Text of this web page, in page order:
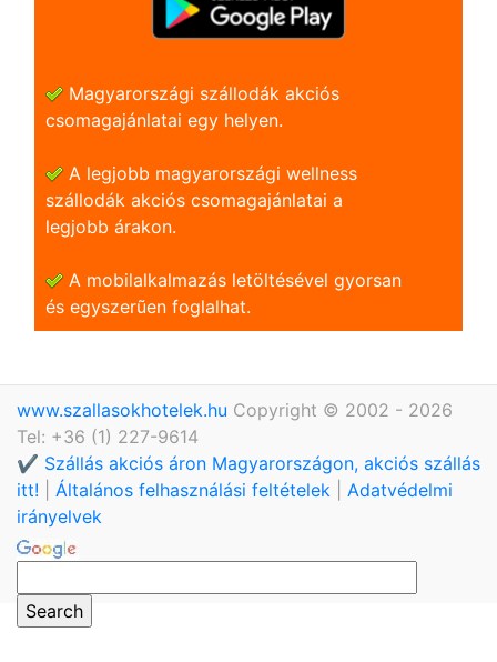
Magyarországi szállodák akciós
csomagajánlatai egy helyen.
A legjobb magyarországi wellness
szállodák akciós csomagajánlatai a
legjobb árakon.
A mobilalkalmazás letöltésével gyorsan
és egyszerũen foglalhat.
www.szallasokhotelek.hu Copyright © 2002 - 2026
Tel: +36 (1) 227-9614
✔️ Szállás akciós áron Magyarországon, akciós szállás
itt!
Általános felhasználási feltételek
Adatvédelmi
irányelvek